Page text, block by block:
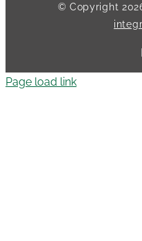
© Copyright
Page load link